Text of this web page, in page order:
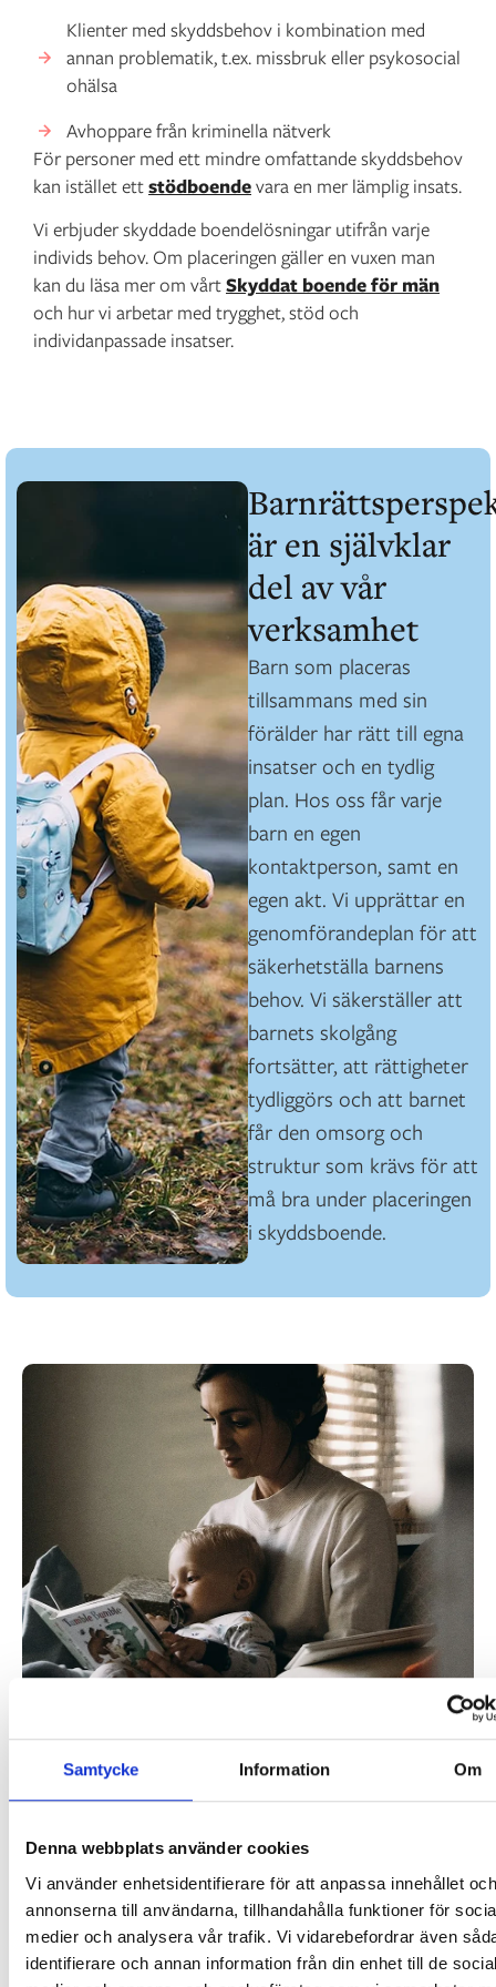
Samtycke Information Om
Denna webbplats använder cookies
Vi använder enhetsidentifierare för att anpassa innehållet och
annonserna till användarna, tillhandahålla funktioner för
medier och analysera vår trafik. Vi vidarebefordrar även
identifierare och annan information från din enhet till de
Klienter med skyddsbehov i kombination med
annan problematik, t.ex. missbruk eller psykosocial
ohälsa
Avhoppare från kriminella nätverk
För personer med ett mindre omfattande skyddsbehov
kan istället ettstödboendevara en mer lämplig insats.
Vi erbjuder skyddade boendelösningar utifrån varje
individs behov. Om placeringen gäller en vuxen man
kan du läsa mer om vårtSkyddat boende för män
och hur vi arbetar med trygghet, stöd och
individanpassade insatser.
är en självklar
del av vår
verksamhet
Barn som placeras
tillsammans med sin
förälder har rätt till egna
insatser och en tydlig
plan. Hos oss får varje
barn en egen
kontaktperson, samt en
egen akt. Vi upprättar en
genomförandeplan för att
säkerhetställa barnens
behov. Vi säkerställer att
barnets skolgång
fortsätter, att rättigheter
tydliggörs och att barnet
får den omsorg och
struktur som krävs för att
må bra under placeringen
i skyddsboende.
Snabbt, säkert och
strukturerat
Vi tar emot akuta placeringar i skyddat boende
dygnet runt och är vana vid att hantera
komplexa skyddsärenden. Efter inkommet
uppdrag tar vi fram en individuell plan i samråd
med uppdragsgivaren. Under vistelsen arbetar vi